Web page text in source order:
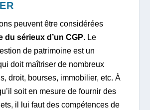
peuvent être considérées
du sérieux d’un CGP. Le
de patrimoine est un
doit maîtriser de nombreux
droit, bourses, immobilier, etc. À
soit en mesure de fournir des
il lui faut des compétences de